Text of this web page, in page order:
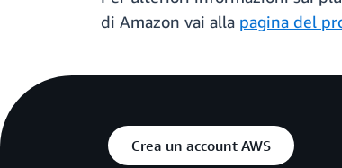
di Amazon vai alla pagina del
Crea un account AWS